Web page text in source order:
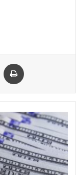
Compartilhar via e-mail